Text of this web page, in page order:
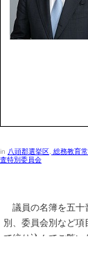
in 八頭郡選挙区 総務教育
査特別委員会
議員の名簿を五十
別、委員会別など項
で絞り込んでご覧い